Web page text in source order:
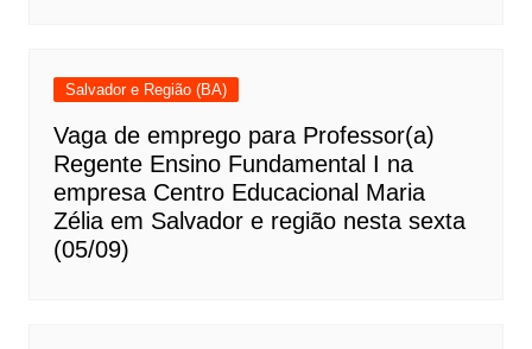
Salvador e Região (BA)
Vaga de emprego para Professor(a)
Regente Ensino Fundamental I na
empresa Centro Educacional Maria
Zélia em Salvador e região nesta sexta
(05/09)